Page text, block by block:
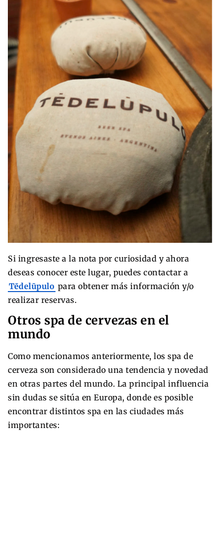
Si ingresaste a la nota por curiosidad y ahora
deseas conocer este lugar, puedes contactar a
Tēdelūpulo para obtener más información y/o
realizar reservas.
Otros spa de cervezas en el
mundo
Como mencionamos anteriormente, los spa de
cerveza son considerado una tendencia y novedad
en otras partes del mundo. La principal influencia
sin dudas se sitúa en Europa, donde es posible
encontrar distintos spa en las ciudades más
importantes: